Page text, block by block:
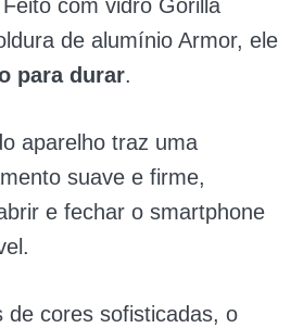
com vidro Gorilla
de alumínio Armor, ele
para durar.
aparelho traz uma
suave e firme,
e fechar o smartphone
de cores sofisticadas, o